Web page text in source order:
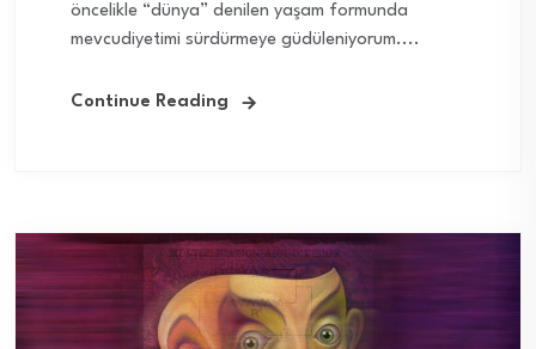
öncelikle “dünya” denilen yaşam formunda
mevcudiyetimi sürdürmeye güdüleniyorum....
Continue Reading